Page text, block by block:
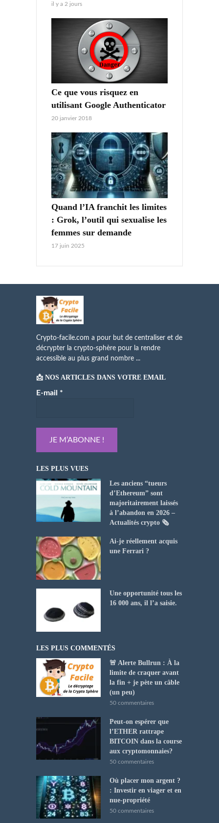
il y a 2 jours
Ce que vous risquez en
utilisant Google Authenticator
20 janvier 2018
Quand l’IA franchit les limites
: Grok, l’outil qui sexualise les
femmes sur demande
17 juin 2025
Crypto-facile.com a pour but de centraliser et de
décrypter la crypto-sphère pour la rendre
accessible au plus grand nombre ...
📩 NOS ARTICLES DANS VOTRE EMAIL
E-mail *
LES PLUS VUES
Les anciens “tueurs
d’Ethereum” sont
majoritairement laissés
à l’abandon en 2026 –
Actualités crypto 🗞️
Ai-je réellement acquis
une Ferrari ?
Une opportunité tous les
16 000 ans, il l’a saisie.
LES PLUS COMMENTÉS
🚨 Alerte Bullrun : À la
limite de craquer avant
la fin + je pète un câble
(un peu)
50 commentaires
Peut-on espérer que
l’ETHER rattrape
BITCOIN dans la course
aux cryptomonnaies?
50 commentaires
Où placer mon argent ?
: Investir en viager et en
nue-propriété
50 commentaires